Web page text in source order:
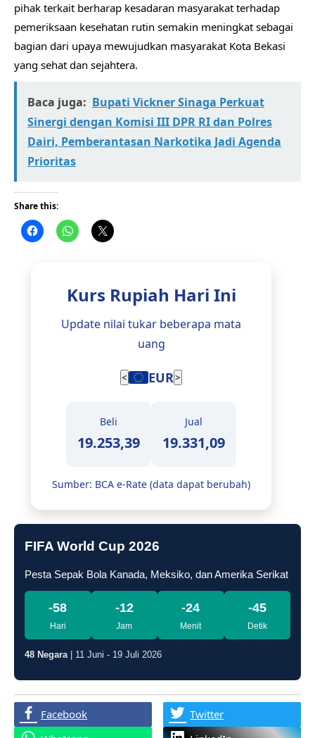
pihak terkait berharap kesadaran masyarakat terhadap
pemeriksaan kesehatan rutin semakin meningkat sebagai
bagian dari upaya mewujudkan masyarakat Kota Bekasi
yang sehat dan sejahtera.
Baca juga: Bupati Vickner Sinaga Perkuat
Sinergi dengan Komisi III DPR RI dan Polres
Dairi, Pemberantasan Narkotika Jadi Agenda
Prioritas
Share this:
Kurs Rupiah Hari Ini
Update nilai tukar beberapa mata
uang
< EUR>
Beli
19.253,39
Jual
19.331,09
Sumber: BCA e-Rate (data dapat berubah)
FIFA World Cup 2026
Pesta Sepak Bola Kanada, Meksiko, dan Amerika Serikat
-58
Hari
-12
Jam
-24
Menit
-46
Detik
48 Negara| 11 Juni - 19 Juli 2026
Facebook
Twitter